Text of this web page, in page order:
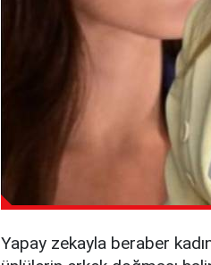
Yapay zekayla beraber